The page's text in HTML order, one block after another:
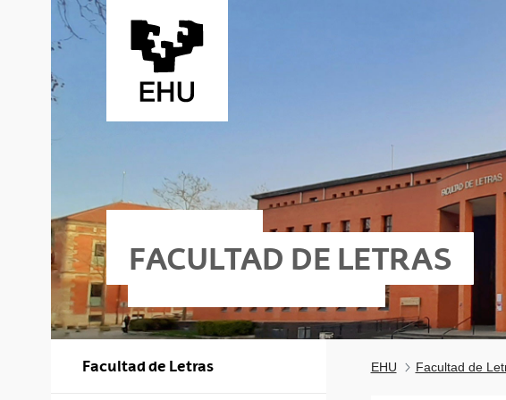
Saltar al contenido principal
FACULTAD DE LETRAS
Facultad de Letras EHU Facultad de